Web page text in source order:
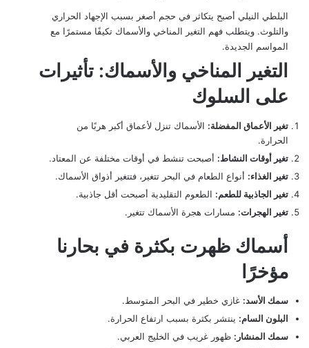
البلطي النيلي أصبح يتكاثر في حجم أصغر بسبب الإجهاد الحراري
والتلوث. ويتطلب فهم التغير المناخي والأسماك تكيفًا مستمرًا مع
المواسم الجديدة.
التغير المناخي والأسماك: تأثيرات
على السلوك
تغير الأعماق المفضلة: الأسماك تنزل لأعماق أكبر هربًا من
الحرارة.
تغير أوقات النشاط: أصبحت تنشط في أوقات مختلفة عن المعتاد.
تغير الغذاء: أنواع الطعام في البحر تتغير، فتتغير أذواق الأسماك.
تغير الجاذبية للطعم: الطعوم التقليدية أصبحت أقل جاذبية.
تغير الهجرات: مسارات هجرة الأسماك تتغير.
أسماك ظهرت بكثرة في بحارنا
مؤخرًا
سمك الأسد: غازي خطير في البحر المتوسط.
البلون السام: ينتشر بكثرة بسبب ارتفاع الحرارة.
سمك المنشار: ظهور غريب في الخليج العربي.